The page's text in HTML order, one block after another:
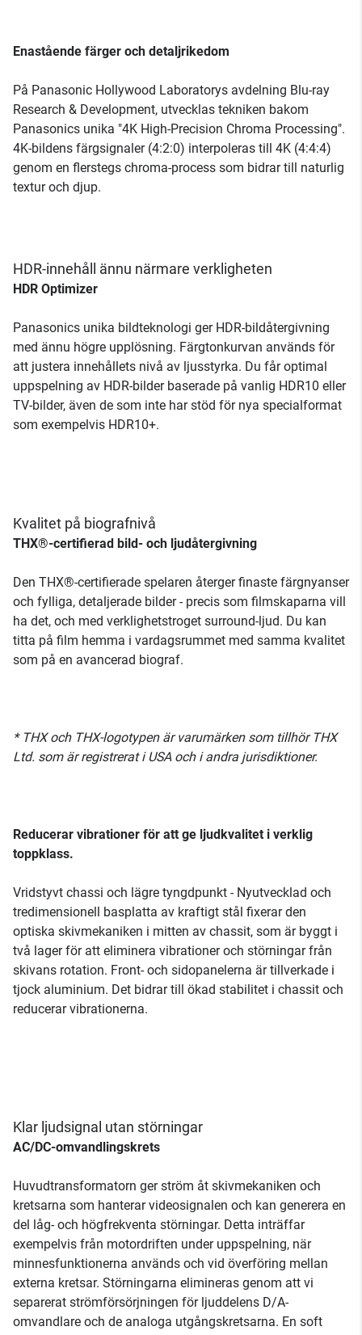
Enastående färger och detaljrikedom
På Panasonic Hollywood Laboratorys avdelning Blu-ray
Research & Development, utvecklas tekniken bakom
Panasonics unika "4K High-Precision Chroma Processing".
4K-bildens färgsignaler (4:2:0) interpoleras till 4K (4:4:4)
genom en flerstegs chroma-process som bidrar till naturlig
textur och djup.
HDR-innehåll ännu närmare verkligheten
HDR Optimizer
Panasonics unika bildteknologi ger HDR-bildåtergivning
med ännu högre upplösning. Färgtonkurvan används för
att justera innehållets nivå av ljusstyrka. Du får optimal
uppspelning av HDR-bilder baserade på vanlig HDR10 eller
TV-bilder, även de som inte har stöd för nya specialformat
som exempelvis HDR10+.
Kvalitet på biografnivå
THX®-certifierad bild- och ljudåtergivning
Den THX®-certifierade spelaren återger finaste färgnyanser
och fylliga, detaljerade bilder - precis som filmskaparna vill
ha det, och med verklighetstroget surround-ljud. Du kan
titta på film hemma i vardagsrummet med samma kvalitet
som på en avancerad biograf.
* THX och THX-logotypen är varumärken som tillhör THX
Ltd. som är registrerat i USA och i andra jurisdiktioner.
Reducerar vibrationer för att ge ljudkvalitet i verklig
toppklass.
Vridstyvt chassi och lägre tyngdpunkt - Nyutvecklad och
tredimensionell basplatta av kraftigt stål fixerar den
optiska skivmekaniken i mitten av chassit, som är byggt i
två lager för att eliminera vibrationer och störningar från
skivans rotation. Front- och sidopanelerna är tillverkade i
tjock aluminium. Det bidrar till ökad stabilitet i chassit och
reducerar vibrationerna.
Klar ljudsignal utan störningar
AC/DC-omvandlingskrets
Huvudtransformatorn ger ström åt skivmekaniken och
kretsarna som hanterar videosignalen och kan generera en
del låg- och högfrekventa störningar. Detta inträffar
exempelvis från motordriften under uppspelning, när
minnesfunktionerna används och vid överföring mellan
externa kretsar. Störningarna elimineras genom att vi
separerat strömförsörjningen för ljuddelens D/A-
omvandlare och de analoga utgångskretsarna. En soft